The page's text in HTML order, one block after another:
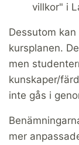
villkor" i
Dessutom
kursplanen.
men
kunskaper/
inte gås i
mer